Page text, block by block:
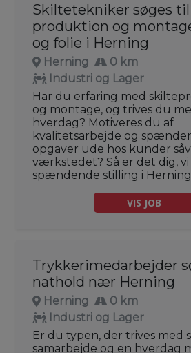
Skiltetekniker søges til
produktion og
og folie i Herning
Herning
0 km
Industri og Lager
Har du erfaring med
og montage, og trives du
hverdag? Motiveres du af
kvalitetsarbejde og
opgaver ude hos kunder
værkstedet? Så er det dig,
spændende stilling i
VIS JOB
Trykkerimedarbejder
nathold nær Herning
Herning
0 km
Industri og Lager
Er du typen, der trives med
samarbejde og en hverdag